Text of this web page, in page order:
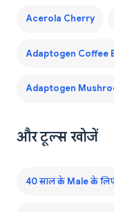
Acerola Cherry
Adaptogen Coffee
Adaptogen
और टूल्स खोजें
40 साल के Male के